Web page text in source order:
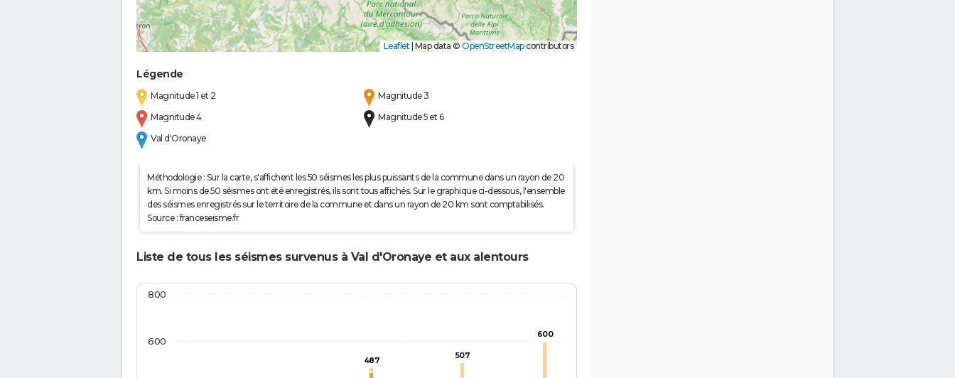
Leaflet Map data © OpenStreetMapcontributors
Légende
Magnitude 1 et 2
Magnitude 3
Magnitude 4
Magnitude 5 et 6
Val d'Oronaye
Méthodologie : Sur la carte, s'affichent les 50 séismes les plus puissants de la commune dans un rayon de 20
km. Si moins de 50 séismes ont été enregistrés, ils sont tous affichés. Sur le graphique ci-dessous, l'ensemble
des séismes enregistrés sur le territoire de la commune et dans un rayon de 20 km sont comptabilisés.
Source : franceseisme.fr
Liste de tous les séismes survenus à Val d'Oronaye et aux alentours
487 507
600
600
800